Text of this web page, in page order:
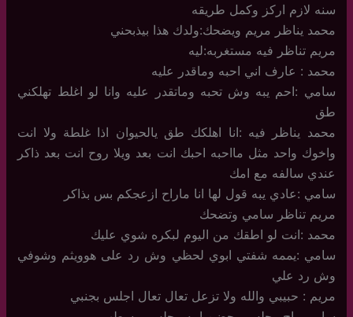
سنه لازم اركز وكمل طريقه
محمد يناظر مريم ويضحك:ولدك هذا بيذبحني
مريم تناظر فيه مستغربه:ليه
محمد : عارف اني احبه وماقدر عليه
سامي :احم يبه وش تحبه وماتقدر عليه وانا لو اغلط تهلكني
طق
محمد يناظر فيه :انا اهلكك طق يالحيوان اذا غلطة ولا انت
واخوك واحد مثل مااحبه احبك انت بعد ويلا روح انت بعد ذاكر
عندي سالفه مع امك
سامي :عادي يبه قول لها انا ماراح ازعجكم بس بذاكر
مريم تناظر سامي وتضحك
محمد :انت لو اطقك من اليوم لبكره شوي عليك
سامي :يممه شفتي ابوي لحظي وش رد على هوويثم وشوفي
وش رد علي
مريم : حبيبي والله ولا تزعل تعال تعال اجلس بجنبي